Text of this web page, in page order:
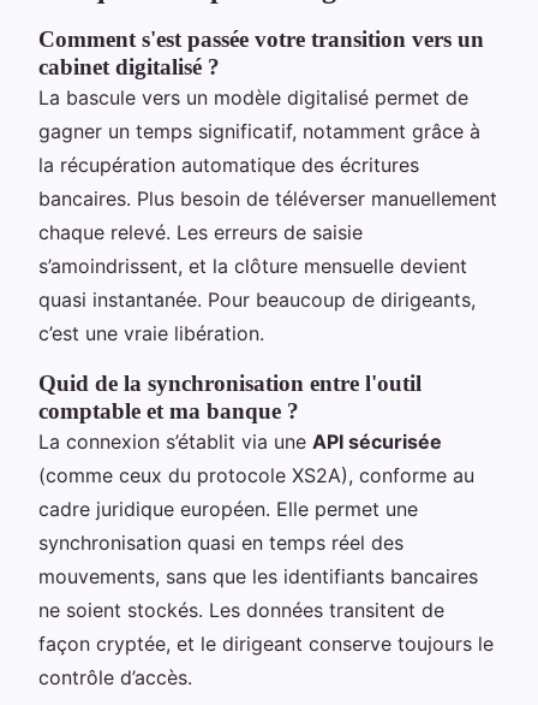
Comment s'est passée votre transition vers un
cabinet digitalisé ?
La bascule vers un modèle digitalisé permet de
gagner un temps significatif, notamment grâce à
la récupération automatique des écritures
bancaires. Plus besoin de téléverser manuellement
chaque relevé. Les erreurs de saisie
s’amoindrissent, et la clôture mensuelle devient
quasi instantanée. Pour beaucoup de dirigeants,
c’est une vraie libération.
Quid de la synchronisation entre l'outil
comptable et ma banque ?
La connexion s’établit via une API sécurisée
(comme ceux du protocole XS2A), conforme au
cadre juridique européen. Elle permet une
synchronisation quasi en temps réel des
mouvements, sans que les identifiants bancaires
ne soient stockés. Les données transitent de
façon cryptée, et le dirigeant conserve toujours le
contrôle d’accès.